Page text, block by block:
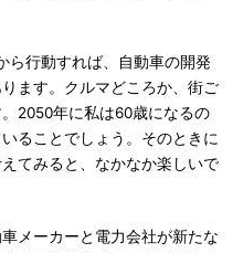
行動すれば、自動車の開発
ます。クルマどころか、街ご
2050年に私は60歳になるの
ることでしょう。そのときに
てみると、なかなか楽しいで
メーカーと電力会社が新たな